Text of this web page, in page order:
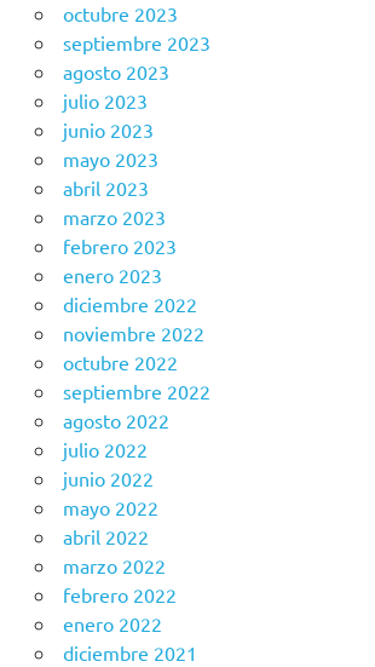
octubre 2023
septiembre 2023
agosto 2023
julio 2023
junio 2023
mayo 2023
abril 2023
marzo 2023
febrero 2023
enero 2023
diciembre 2022
noviembre 2022
octubre 2022
septiembre 2022
agosto 2022
julio 2022
junio 2022
mayo 2022
abril 2022
marzo 2022
febrero 2022
enero 2022
diciembre 2021